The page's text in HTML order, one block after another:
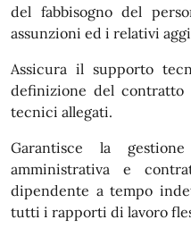
del fabbisogno del
assunzioni ed i relativi
Assicura il supporto
definizione del
tecnici allegati.
Garantisce la
amministrativa e
dipendente a tempo
tutti i rapporti di lavoro